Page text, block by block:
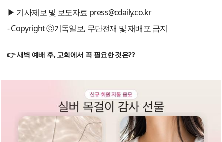
▶ 기사제보 및 보도자료 press@cdaily.co.kr
- Copyright ⓒ기독일보, 무단전재 및 재배포 금지
👉 새벽 예배 후, 교회에서 꼭 필요한 것은??